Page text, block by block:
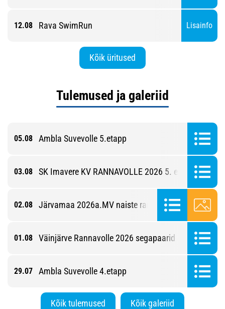
12.08 Rava SwimRun Lisainfo
Kõik üritused
Tulemused ja galeriid
05.08 Ambla Suvevolle 5.etapp
03.08 SK Imavere KV RANNAVOLLE 2026 5. etapp
02.08 Järvamaa 2026a.MV naiste rannavolles
01.08 Väinjärve Rannavolle 2026 segapaarid 4. etapp
29.07 Ambla Suvevolle 4.etapp
Kõik tulemused Kõik galeriid